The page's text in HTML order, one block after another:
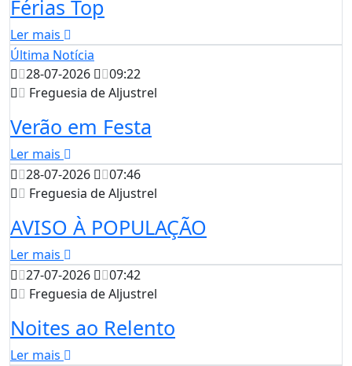
Férias Top
Ler mais
Última Notícia
28-07-2026
09:22
Freguesia de Aljustrel
Verão em Festa
Ler mais
28-07-2026
07:46
Freguesia de Aljustrel
AVISO À POPULAÇÃO
Ler mais
27-07-2026
07:42
Freguesia de Aljustrel
Noites ao Relento
Ler mais